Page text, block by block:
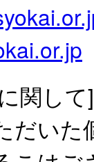
関して]
だい